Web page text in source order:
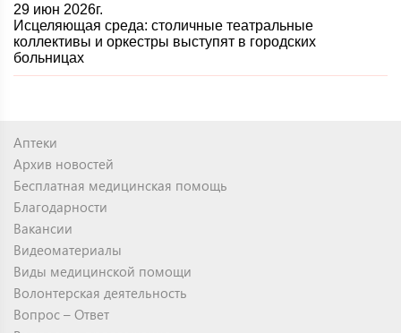
29 июн 2026г.
Исцеляющая среда: столичные театральные
коллективы и оркестры выступят в городских
больницах
Аптеки
Архив новостей
Бесплатная медицинская помощь
Благодарности
Вакансии
Видеоматериалы
Виды медицинской помощи
Волонтерская деятельность
Вопрос – Ответ